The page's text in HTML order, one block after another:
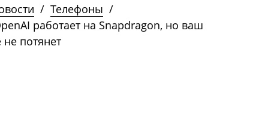
/ Телефоны /
работает на Snapdragon, но ваш
потянет